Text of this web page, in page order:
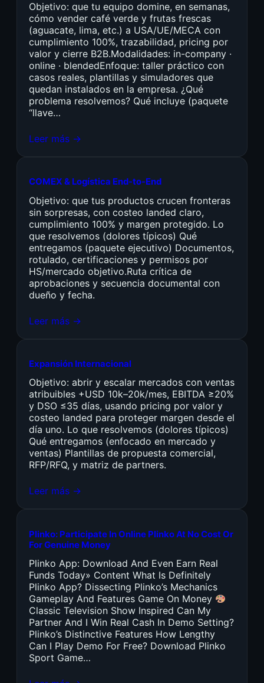
Objetivo: que tu equipo domine, en semanas,
cómo vender café verde y frutas frescas
(aguacate, lima, etc.) a USA/UE/MECA con
cumplimiento 100%, trazabilidad, pricing por
valor y cierre B2B.Modalidades: in-company ·
online · blendedEnfoque: taller práctico con
casos reales, plantillas y simuladores que
quedan instalados en la empresa. ¿Qué
problema resolvemos? Qué incluye (paquete
“llave…
Leer más →
COMEX & Logística End-to-End
Objetivo: que tus productos crucen fronteras
sin sorpresas, con costeo landed claro,
cumplimiento 100% y margen protegido. Lo
que resolvemos (dolores típicos) Qué
entregamos (paquete ejecutivo) Documentos,
rotulado, certificaciones y permisos por
HS/mercado objetivo.Ruta crítica de
aprobaciones y secuencia documental con
dueño y fecha.
Leer más →
Expansión Internacional
Objetivo: abrir y escalar mercados con ventas
atribuibles +USD 10k–20k/mes, EBITDA ≥20%
y DSO ≤35 días, usando pricing por valor y
costeo landed para proteger margen desde el
día uno. Lo que resolvemos (dolores típicos)
Qué entregamos (enfocado en mercado y
ventas) Plantillas de propuesta comercial,
RFP/RFQ, y matriz de partners.
Leer más →
Plinko: Participate In Online Plinko At No Cost Or
For Genuine Money
Plinko App: Download And Even Earn Real
Funds Today» Content What Is Definitely
Plinko App? Dissecting Plinko’s Mechanics
Gameplay And Features Game On Money
Classic Television Show Inspired Can My
Partner And I Win Real Cash In Demo Setting?
Plinko’s Distinctive Features How Lengthy
Can I Play Demo For Free? Download Plinko
Sport Game…